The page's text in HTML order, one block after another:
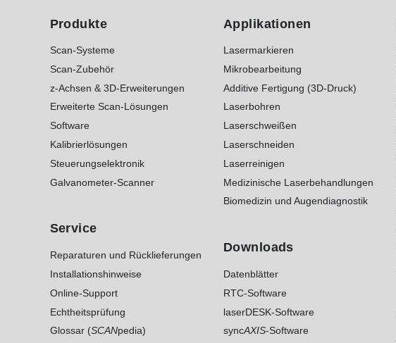
Produkte
Scan-Systeme
Scan-Zubehör
z-Achsen & 3D-Erweiterungen
Erweiterte Scan-Lösungen
Software
Kalibrierlösungen
Steuerungselektronik
Galvanometer-Scanner
Service
Reparaturen und Rücklieferungen
Installationshinweise
Online-Support
Echtheitsprüfung
Glossar (SCANpedia)
Applikationen
Lasermarkieren
Mikrobearbeitung
Additive Fertigung (3D-Druck)
Laserbohren
Laserschweißen
Laserschneiden
Laserreinigen
Medizinische Laserbehandlungen
Biomedizin und Augendiagnostik
Downloads
Datenblätter
RTC-Software
laserDESK-Software
syncAXIS-Software